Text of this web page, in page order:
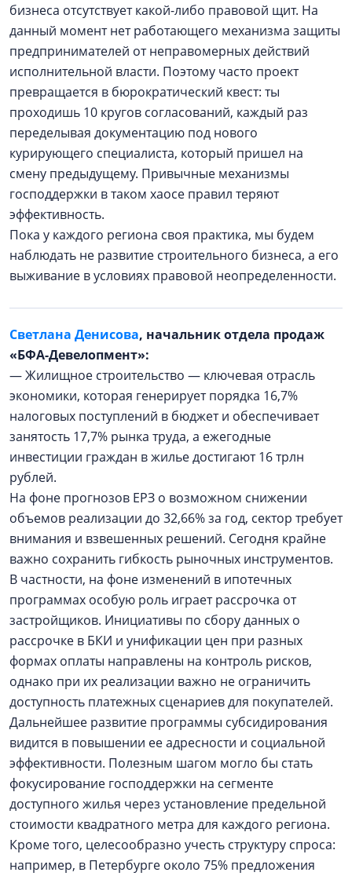
бизнеса отсутствует какой-либо правовой щит. На
данный момент нет работающего механизма защиты
предпринимателей от неправомерных действий
исполнительной власти. Поэтому часто проект
превращается в бюрократический квест: ты
проходишь 10 кругов согласований, каждый раз
переделывая документацию под нового
курирующего специалиста, который пришел на
смену предыдущему. Привычные механизмы
господдержки в таком хаосе правил теряют
эффективность.
Пока у каждого региона своя практика, мы будем
наблюдать не развитие строительного бизнеса, а его
выживание в условиях правовой неопределенности.
Светлана Денисова, начальник отдела продаж
«БФА-Девелопмент»:
— Жилищное строительство — ключевая отрасль
экономики, которая генерирует порядка 16,7%
налоговых поступлений в бюджет и обеспечивает
занятость 17,7% рынка труда, а ежегодные
инвестиции граждан в жилье достигают 16 трлн
рублей.
На фоне прогнозов ЕРЗ о возможном снижении
объемов реализации до 32,66% за год, сектор требует
внимания и взвешенных решений. Сегодня крайне
важно сохранить гибкость рыночных инструментов.
В частности, на фоне изменений в ипотечных
программах особую роль играет рассрочка от
застройщиков. Инициативы по сбору данных о
рассрочке в БКИ и унификации цен при разных
формах оплаты направлены на контроль рисков,
однако при их реализации важно не ограничить
доступность платежных сценариев для покупателей.
Дальнейшее развитие программы субсидирования
видится в повышении ее адресности и социальной
эффективности. Полезным шагом могло бы стать
фокусирование господдержки на сегменте
доступного жилья через установление предельной
стоимости квадратного метра для каждого региона.
Кроме того, целесообразно учесть структуру спроса:
например, в Петербурге около 75% предложения